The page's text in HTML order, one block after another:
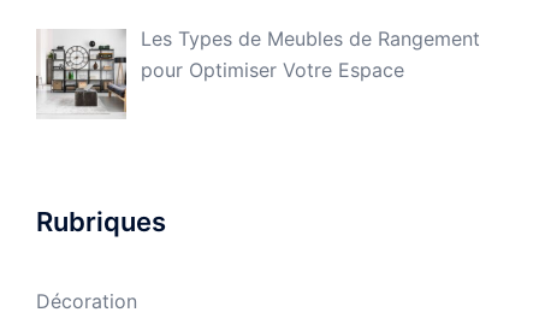
Les Types de Meubles de Rangement
pour Optimiser Votre Espace
Rubriques
Décoration